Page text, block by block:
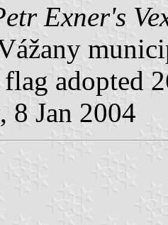
Exner's
adopted
, 8 Jan 2004